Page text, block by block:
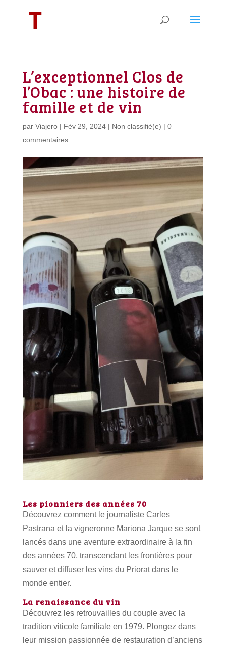
L’exceptionnel Clos de
l’Obac : une histoire de
famille et de vin
par Viajero| Fév 29, 2024| Non classifié(e) | 0
commentaires
Les pionniers des années 70
Découvrez comment le journaliste Carles
Pastrana et la vigneronne Mariona Jarque se sont
lancés dans une aventure extraordinaire à la fin
des années 70, transcendant les frontières pour
sauver et diffuser les vins du Priorat dans le
monde entier.
La renaissance du vin
Découvrez les retrouvailles du couple avec la
tradition viticole familiale en 1979. Plongez dans
leur mission passionnée de restauration d’anciens